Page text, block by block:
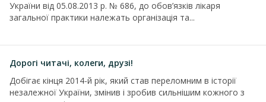
України від 05.08.2013 р. № 686, до обов’язків лікаря
загальної практики належать організація та...
Дорогі читачі, колеги, друзі!
Добігає кінця 2014-й рік, який став переломним в історії
незалежної України, змінив і зробив сильнішим кожного з